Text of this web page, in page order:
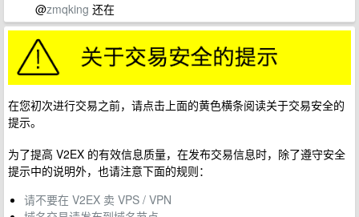
@zmqking 还在
在您初次进行交易之前，请点击上面的黄色横条阅读关于交易安全的
提示。
为了提高 V2EX 的有效信息质量，在发布交易信息时，除了遵守安全
提示中的说明外，也请注意下面的规则：
请不要在 V2EX 卖 VPS / VPN